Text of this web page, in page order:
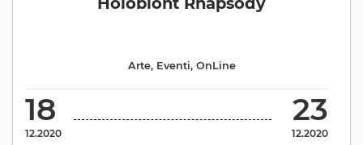
18
12.2020
23
12.2020
Arte, Eventi, OnLine